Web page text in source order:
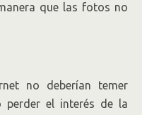
que las fotos no
no deberían temer
perder el interés de la